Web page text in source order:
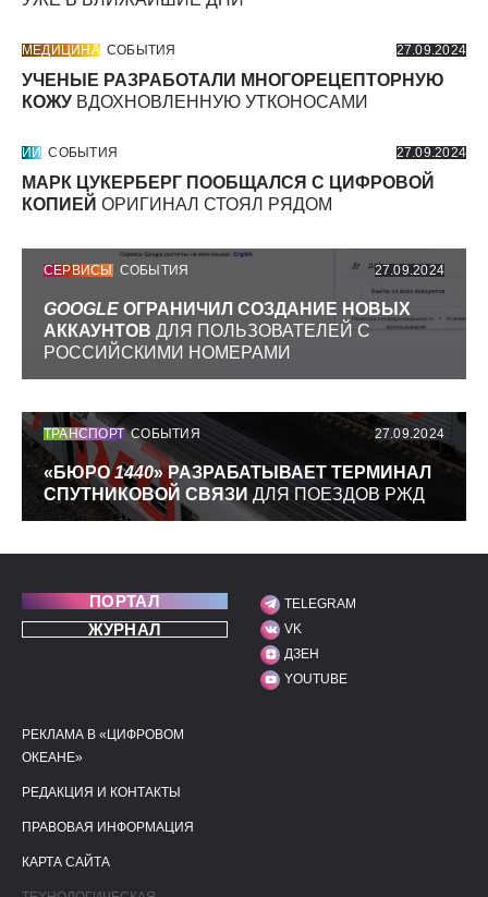
МЕДИЦИНА СОБЫТИЯ 27.09.2024
УЧЕНЫЕ РАЗРАБОТАЛИ МНОГОРЕЦЕПТОРНУЮ
КОЖУ ВДОХНОВЛЕННУЮ УТКОНОСАМИ
ИИ СОБЫТИЯ 27.09.2024
МАРК ЦУКЕРБЕРГ ПООБЩАЛСЯ С ЦИФРОВОЙ
КОПИЕЙ ОРИГИНАЛ СТОЯЛ РЯДОМ
СЕРВИСЫ СОБЫТИЯ 27.09.2024
GOOGLE ОГРАНИЧИЛ СОЗДАНИЕ НОВЫХ
АККАУНТОВ ДЛЯ ПОЛЬЗОВАТЕЛЕЙ С
РОССИЙСКИМИ НОМЕРАМИ
ТРАНСПОРТ СОБЫТИЯ 27.09.2024
«БЮРО1440» РАЗРАБАТЫВАЕТ ТЕРМИНАЛ
СПУТНИКОВОЙ СВЯЗИ ДЛЯ ПОЕЗДОВ РЖД
ПОРТАЛ
ЖУРНАЛ
МЫ В СОЦИАЛЬНЫХ
TELEGRAM
VK
ДЗЕН
YOUTUBE
ПОЛЕЗНЫЕ ССЫЛКИ
РЕКЛАМА В «ЦИФРОВОМ
ОКЕАНЕ»
РЕДАКЦИЯ И КОНТАКТЫ
ПРАВОВАЯ ИНФОРМАЦИЯ
КАРТА САЙТА